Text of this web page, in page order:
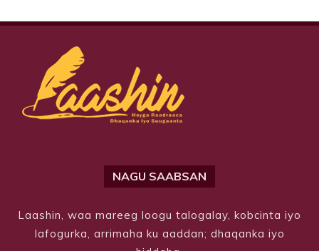
NAGU SAABSAN
Laashin, waa mareeg loogu talogalay, kobcinta iyo
lafogurka, arrimaha ku aaddan; dhaqanka iyo